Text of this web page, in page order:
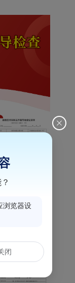
浏览器设
闭